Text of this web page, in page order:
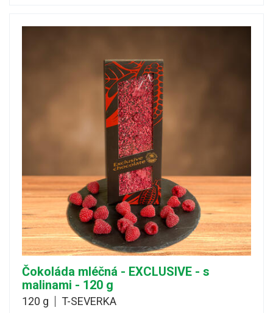
Čokoláda mléčná - EXCLUSIVE - s
malinami - 120 g
120 g T-SEVERKA